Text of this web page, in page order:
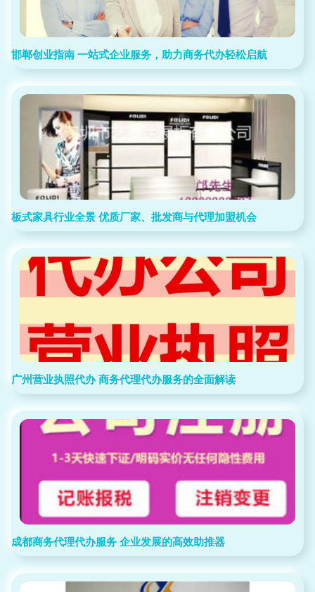
邯郸创业指南 一站式企业服务，助力商务代办轻松启航
板式家具行业全景 优质厂家、批发商与代理加盟机会
广州营业执照代办 商务代理代办服务的全面解读
成都商务代理代办服务 企业发展的高效助推器